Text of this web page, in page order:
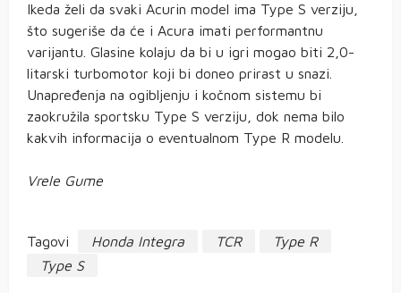
Ikeda želi da svaki Acurin model ima Type S verziju,
što sugeriše da će i Acura imati performantnu
varijantu. Glasine kolaju da bi u igri mogao biti 2,0-
litarski turbomotor koji bi doneo prirast u snazi.
Unapređenja na ogibljenju i kočnom sistemu bi
zaokružila sportsku Type S verziju, dok nema bilo
kakvih informacija o eventualnom Type R modelu.
Vrele Gume
Tagovi Honda Integra TCR
Type R
Type S